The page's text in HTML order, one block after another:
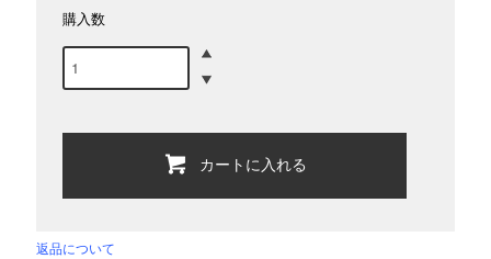
購入数
カートに入れる
返品について